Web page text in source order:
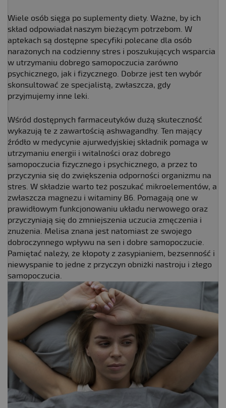
Wiele osób sięga po suplementy diety. Ważne, by ich
skład odpowiadał naszym bieżącym potrzebom. W
aptekach są dostępne specyfiki polecane dla osób
narażonych na codzienny stres i poszukujących wsparcia
w utrzymaniu dobrego samopoczucia zarówno
psychicznego, jak i fizycznego. Dobrze jest ten wybór
skonsultować ze specjalistą, zwłaszcza, gdy
przyjmujemy inne leki.
Wśród dostępnych farmaceutyków dużą skuteczność
wykazują te z zawartością ashwagandhy. Ten mający
źródło w medycynie ajurwedyjskiej składnik pomaga w
utrzymaniu energii i witalności oraz dobrego
samopoczucia fizycznego i psychicznego, a przez to
przyczynia się do zwiększenia odporności organizmu na
stres. W składzie warto też poszukać mikroelementów, a
zwłaszcza magnezu i witaminy B6. Pomagają one w
prawidłowym funkcjonowaniu układu nerwowego oraz
przyczyniają się do zmniejszenia uczucia zmęczenia i
znużenia. Melisa znana jest natomiast ze swojego
dobroczynnego wpływu na sen i dobre samopoczucie.
Pamiętać należy, że kłopoty z zasypianiem, bezsenność i
niewyspanie to jedne z przyczyn obniżki nastroju i złego
samopoczucia.